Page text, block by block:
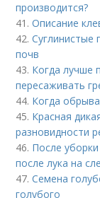
производится?
41.Описание
42.Суглинистые
почв
43. Когда лучше
пересаживать
44. Когда
45. Красная
разновидности
46. После
после лука на
47.Семена
голубого